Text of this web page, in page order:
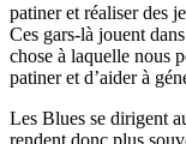
patiner et réaliser des
Ces gars-là jouent
chose à laquelle nous
patiner et d’aider à
Les Blues se dirigent
rendent donc plus